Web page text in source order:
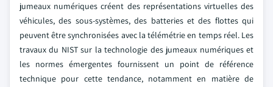
jumeaux numériques créent des représentations virtuelles des
véhicules, des sous-systèmes, des batteries et des flottes qui
peuvent être synchronisées avec la télémétrie en temps réel. Les
travaux du NIST sur la technologie des jumeaux numériques et
les normes émergentes fournissent un point de référence
technique pour cette tendance, notamment en matière de